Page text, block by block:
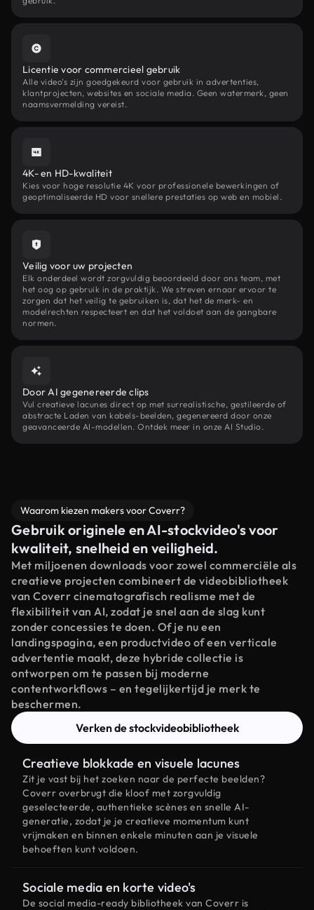
Licentie voor commercieel gebruik
Alle video's zijn goedgekeurd voor gebruik in advertenties,
klantprojecten, websites en sociale media. Geen watermerk, geen
naamsvermelding vereist.
4K- en HD-kwaliteit
Kies voor hoge resolutie 4K voor professionele bewerkingen of
geoptimaliseerde HD voor snellere prestaties op web en mobiel.
Veilig voor uw projecten
Elk onderdeel wordt zorgvuldig beoordeeld door ons team, met
het oog op gebruik in de praktijk. We streven ernaar ervoor te
zorgen dat het veilig te gebruiken is, dat het de merk- en
modelrechten respecteert en dat het voldoet aan de gangbare
normen.
Door AI gegenereerde clips
Vul creatieve lacunes direct op met surrealistische, gestileerde of
abstracte Laden van kabels-beelden, gegenereerd door onze
geavanceerde AI-modellen. Ontdek meer in onze AI Studio.
Waarom kiezen makers voor Coverr?
Gebruik originele en AI-stockvideo's voor
kwaliteit, snelheid en veiligheid.
Met miljoenen downloads voor zowel commerciële als
creatieve projecten combineert de videobibliotheek
van Coverr cinematografisch realisme met de
flexibiliteit van AI, zodat je snel aan de slag kunt
zonder concessies te doen. Of je nu een
landingspagina, een productvideo of een verticale
advertentie maakt, deze hybride collectie is
ontworpen om te passen bij moderne
contentworkflows – en tegelijkertijd je merk te
beschermen.
Verken de stockvideobibliotheek
Creatieve blokkade en visuele lacunes
Zit je vast bij het zoeken naar de perfecte beelden?
Coverr overbrugt die kloof met zorgvuldig
geselecteerde, authentieke scènes en snelle AI-
generatie, zodat je je creatieve momentum kunt
vrijmaken en binnen enkele minuten aan je visuele
behoeften kunt voldoen.
Sociale media en korte video's
De social media-ready bibliotheek van Coverr is